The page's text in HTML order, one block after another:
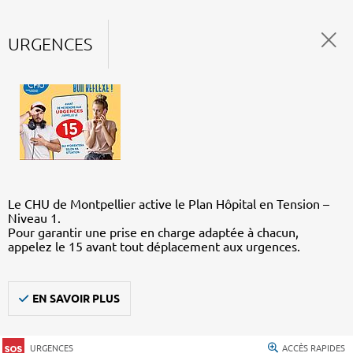
URGENCES
Le CHU de Montpellier active le Plan Hôpital en Tension –
Niveau 1.
Pour garantir une prise en charge adaptée à chacun,
appelez le 15 avant tout déplacement aux urgences.
EN SAVOIR PLUS
URGENCES ACCÈS RAPIDES